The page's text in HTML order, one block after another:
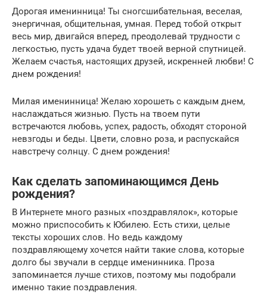
Дорогая именинница! Ты сногсшибательная, веселая,
энергичная, общительная, умная. Перед тобой открыт
весь мир, двигайся вперед, преодолевай трудности с
легкостью, пусть удача будет твоей верной спутницей.
Желаем счастья, настоящих друзей, искренней любви! С
днем рождения!
Милая именинница! Желаю хорошеть с каждым днем,
наслаждаться жизнью. Пусть на твоем пути
встречаются любовь, успех, радость, обходят стороной
невзгоды и беды. Цвети, словно роза, и распускайся
навстречу солнцу. С днем рождения!
Как сделать запоминающимся День
рождения?
В Интернете много разных «поздравлялок», которые
можно приспособить к Юбилею. Есть стихи, целые
тексты хороших слов. Но ведь каждому
поздравляющему хочется найти такие слова, которые
долго бы звучали в сердце именинника. Проза
запоминается лучше стихов, поэтому мы подобрали
именно такие поздравления.